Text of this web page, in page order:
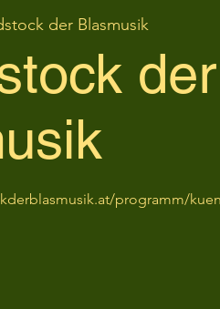
der Blasmusik
der
programm/